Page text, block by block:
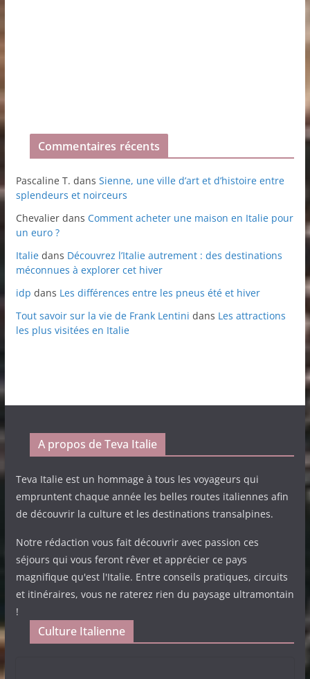
Commentaires récents
Pascaline T. dans Sienne, une ville d’art et d’histoire entre
splendeurs et noirceurs
Chevalierdans Comment acheter une maison en Italie pour
un euro ?
Italiedans Découvrez l’Italie autrement : des destinations
méconnues à explorer cet hiver
idp dans Les différences entre les pneus été et hiver
Tout savoir sur la vie de Frank Lentini dans Les attractions
les plus visitées en Italie
A propos de Teva Italie
Teva Italie est un hommage à tous les voyageurs qui
empruntent chaque année les belles routes italiennes afin
de découvrir la culture et les destinations transalpines.
Notre rédaction vous fait découvrir avec passion ces
séjours qui vous feront rêver et apprécier ce pays
magnifique qu'est l'Italie. Entre conseils pratiques, circuits
et itinéraires, vous ne raterez rien du paysage ultramontain
!
Culture Italienne